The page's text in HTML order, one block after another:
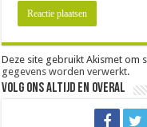
Deze site gebruikt Akismet om
gegevens worden verwerkt.
Volg ons altijd en overal